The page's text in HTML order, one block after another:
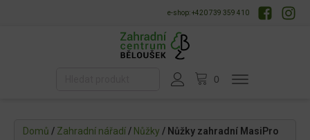
e-shop: +420 739 359 410
Domů / Zahradní nářadí/ Nůžky / Nůžky zahradní MasiPro